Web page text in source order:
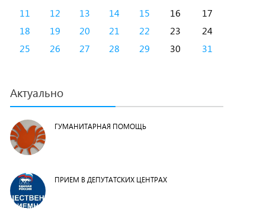
11
12 13 14 15 16
17
18
19 20 21 22 23
24
25
26 27 28 29 30 31
Актуально
ГУМАНИТАРНАЯ ПОМОЩЬ
ПРИЕМ В ДЕПУТАТСКИХ ЦЕНТРАХ